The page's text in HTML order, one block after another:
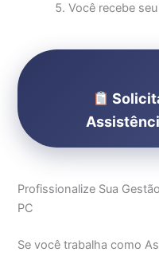
Você recebe
Profissionalize Sua
PC
Se você trabalha como